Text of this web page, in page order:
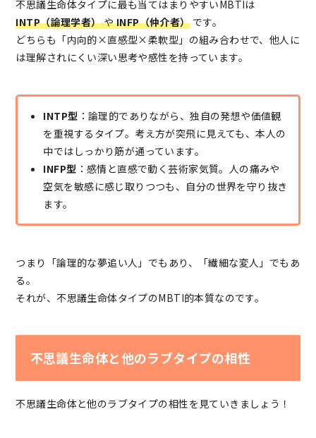
不思議生命体タイプに最も当てはまりやすいMBTIは
INTP（論理学者）やINFP（仲介者）です。
どちらも「内向的×直感型×柔軟型」の組み合わせで、他人に
は理解されにくい深い思考や感性を持っています。
INTP型 ：論理的でありながら、独自の発想や価値観
を重視するタイプ。考え方が突飛に見えても、本人の
中ではしっかり筋が通っています。
INFP型 ：感情と直感で動く芸術家気質。人の痛みや
空気を敏感に感じ取りつつも、自分の世界を守り抜き
ます。
つまり「論理的な夢追い人」でもあり、「繊細な変人」でもあ
る。
それが、不思議生命体タイプのMBTI的本質なのです。
不思議生命体と他のラブタイプの相性
不思議生命体と他のラブタイプの相性を見ていきましょう！